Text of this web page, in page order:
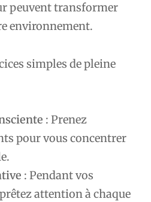
peuvent transformer
environnement.
simples de pleine
: Prenez
pour vous concentrer
: Pendant vos
attention à chaque